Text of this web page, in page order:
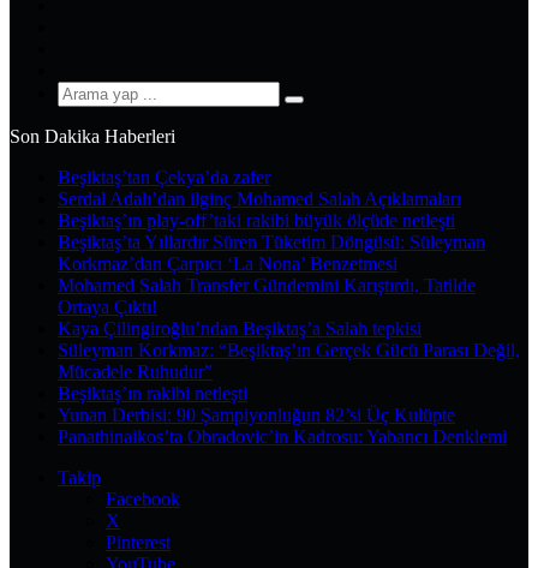
Arama
Son Dakika Haberleri
Beşiktaş’tan Çekya’da zafer
Serdal Adalı’dan ilginç Mohamed Salah Açıklamaları
Beşiktaş’ın play-off’taki rakibi büyük ölçüde netleşti
Beşiktaş’ta Yıllardır Süren Tüketim Döngüsü: Süleyman
Korkmaz’dan Çarpıcı ‘La Nona’ Benzetmesi
Mohamed Salah Transfer Gündemini Karıştırdı, Tatilde
Ortaya Çıktı!
Kaya Çilingiroğlu’ndan Beşiktaş’a Salah tepkisi
Süleyman Korkmaz: “Beşiktaş’ın Gerçek Gücü Parası Değil,
Mücadele Ruhudur”
Beşiktaş’ın rakibi netleşti
Yunan Derbisi: 90 Şampiyonluğun 82’si Üç Kulüpte
Panathinaikos’ta Obradovic’in Kadrosu: Yabancı Denklemi
Takip
Facebook
X
Pinterest
YouTube